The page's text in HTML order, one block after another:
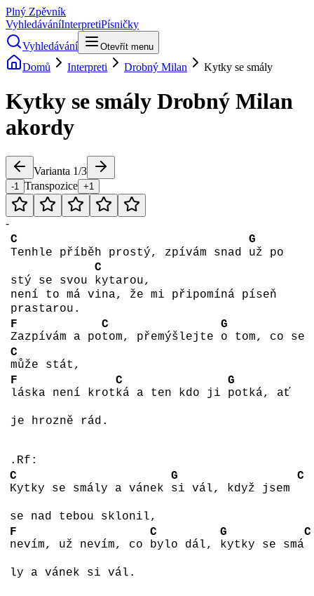
Plný Zpěvník
VyhledáváníInterpretiPísničky
Vyhledávání
Otevřít menu
Domů Interpreti Drobný Milan Kytky se smály
Kytky se smály Drobný Milan
akordy
Varianta 1/3
-1 Transpozice +1
-
C
Tenhle příběh prostý, zpívám snad
G
už po
stý se svou
C
kytarou,
není to má vina, že mi připomíná píseň
prastarou.
F
Zazpívám a po
C
tom, přemýšlejte
G
o tom, co se
C
může stát,
F
láska není krot
C
ká a ten kdo ji
G
potká, ať
je hrozně rád.
.Rf:
C
Kytky se smály a vánek
G
si vál, když jsem
C
se nad tebou sklonil,
F
nevím, už nevím, co
C
bylo dál,
G
kytky se smá
C
ly a vánek si vál.